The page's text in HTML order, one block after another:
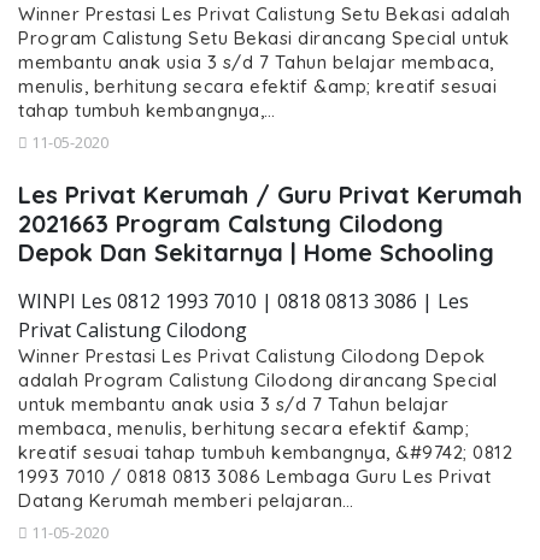
Winner Prestasi Les Privat Calistung Setu Bekasi adalah
Program Calistung Setu Bekasi dirancang Special untuk
membantu anak usia 3 s/d 7 Tahun belajar membaca,
menulis, berhitung secara efektif &amp; kreatif sesuai
tahap tumbuh kembangnya,…
11-05-2020
Les Privat Kerumah / Guru Privat Kerumah
2021663 Program Calstung Cilodong
Depok Dan Sekitarnya | Home Schooling
WINPI Les 0812 1993 7010 | 0818 0813 3086 | Les
Privat Calistung Cilodong
Winner Prestasi Les Privat Calistung Cilodong Depok
adalah Program Calistung Cilodong dirancang Special
untuk membantu anak usia 3 s/d 7 Tahun belajar
membaca, menulis, berhitung secara efektif &amp;
kreatif sesuai tahap tumbuh kembangnya, &#9742; 0812
1993 7010 / 0818 0813 3086 Lembaga Guru Les Privat
Datang Kerumah memberi pelajaran…
11-05-2020